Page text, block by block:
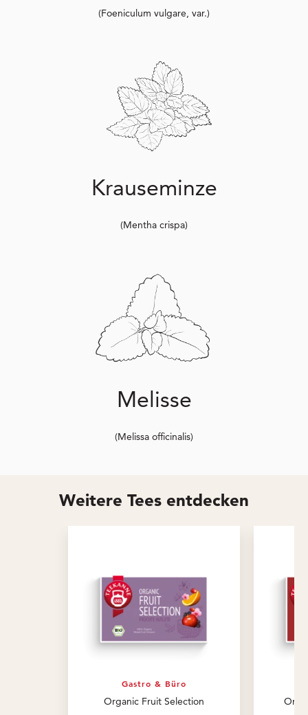
(Foeniculum vulgare, var.)
Krauseminze
(Mentha crispa)
Melisse
(Melissa officinalis)
Weitere Tees entdecken
Gastro & Büro
Organic Fruit Selection